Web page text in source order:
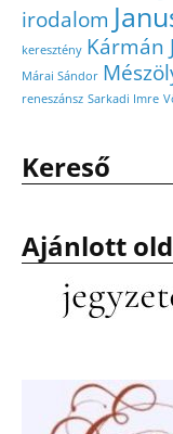
irodalom
keresztény Kármán
Márai Sándor
reneszánsz Sarkadi Imre
Kereső
Ajánlott